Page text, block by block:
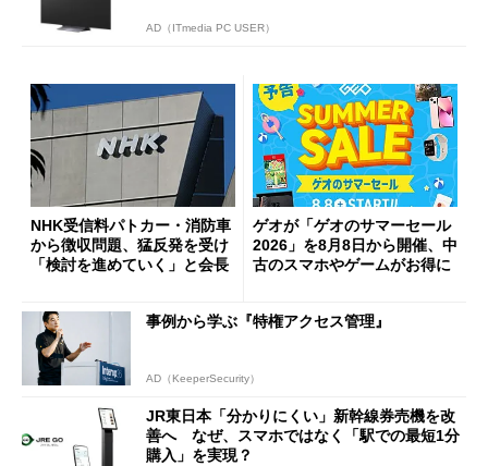
AD（ITmedia PC USER）
NHK受信料パトカー・消防車
から徴収問題、猛反発を受け
「検討を進めていく」と会長
ゲオが「ゲオのサマーセール
2026」を8月8日から開催、中
古のスマホやゲームがお得に
事例から学ぶ『特権アクセス管理』
AD（KeeperSecurity）
JR東日本「分かりにくい」新幹線券売機を改
善へ なぜ、スマホではなく「駅での最短1分
購入」を実現？